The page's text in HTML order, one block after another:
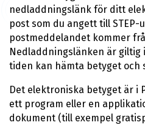
nedladdningslänk för ditt
post som du angett till
postmeddelandet kommer
Nedladdningslänken är giltig
tiden kan hämta betyget och
Det elektroniska betyget är i
ett program eller en
dokument (till exempel